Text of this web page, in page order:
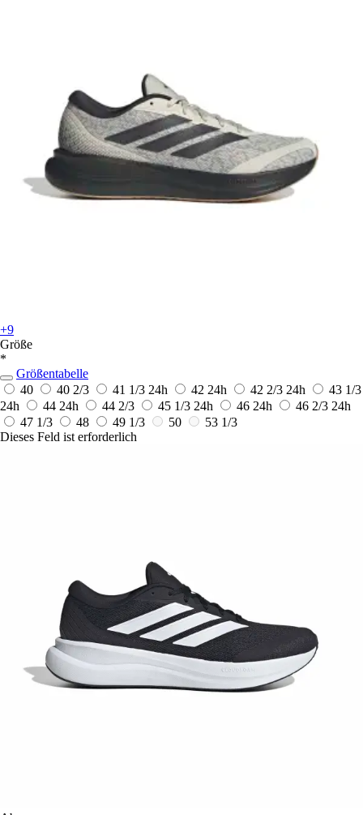
+9
Größe
*
Größentabelle
40
40 2/3 41 1/3 24h 42 24h 42 2/3 24h
43 1/3
24h
44 24h 44 2/3 45 1/3 24h 46 24h 46 2/3 24h
47 1/3
48 49 1/3 50
53 1/3
Dieses Feld ist erforderlich